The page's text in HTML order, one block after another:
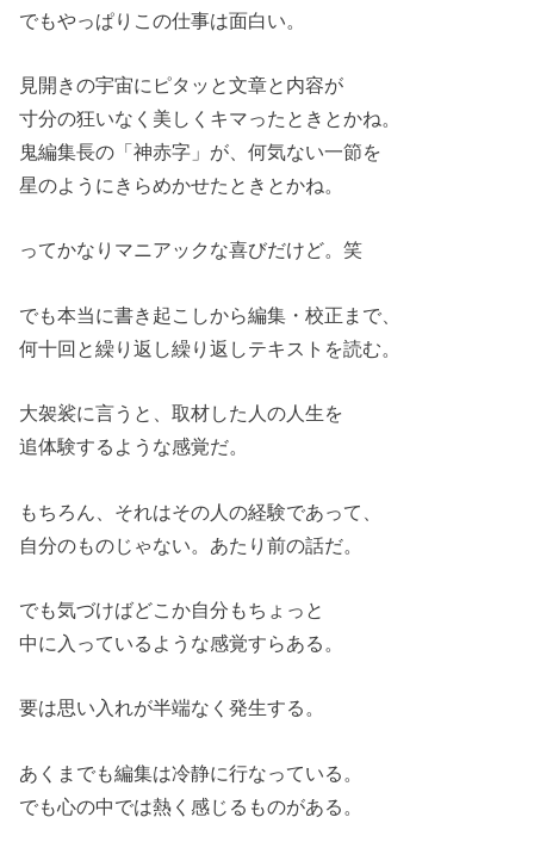
でもやっぱりこの仕事は面白い。
見開きの宇宙にピタッと文章と内容が
寸分の狂いなく美しくキマったときとかね。
鬼編集長の「神赤字」が、何気ない一節を
星のようにきらめかせたときとかね。
ってかなりマニアックな喜びだけど。笑
でも本当に書き起こしから編集・校正まで、
何十回と繰り返し繰り返しテキストを読む。
大袈裟に言うと、取材した人の人生を
追体験するような感覚だ。
もちろん、それはその人の経験であって、
自分のものじゃない。あたり前の話だ。
でも気づけばどこか自分もちょっと
中に入っているような感覚すらある。
要は思い入れが半端なく発生する。
あくまでも編集は冷静に行なっている。
でも心の中では熱く感じるものがある。